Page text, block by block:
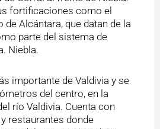
fortificaciones como el
de Alcántara, que datan de la
parte del sistema de
Niebla.
importante de Valdivia y se
del centro, en la
río Valdivia. Cuenta con
restaurantes donde